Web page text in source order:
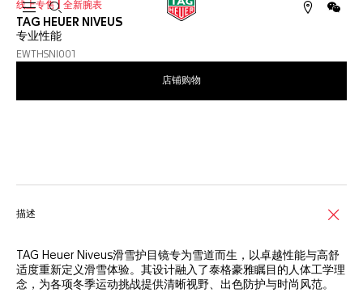
打开搜索 微信
线上专售 | 全新腕表
TAG HEUER NIVEUS
专业性能
EWTHSNI001
店铺购物
描述
TAG Heuer Niveus滑雪护目镜专为雪道而生，以卓越性能与高舒
适度重新定义滑雪体验。其设计融入了泰格豪雅瞩目的人体工学理
念，为各项冬季运动挑战提供清晰视野、出色防护与时尚风范。